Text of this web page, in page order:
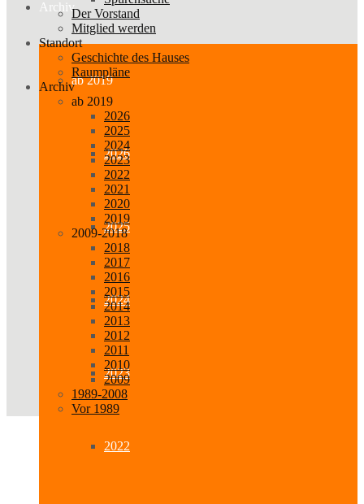
Archiv
ab 2019
2026
2025
2024
2023
2022
Der Vorstand
Mitglied werden
Standort
Geschichte des Hauses
Raumpläne
Archiv
ab 2019
2026
2025
2024
2023
2022
2021
2020
2019
2009-2018
2018
2017
2016
2015
2014
2013
2012
2011
2010
2009
1989-2008
Vor 1989